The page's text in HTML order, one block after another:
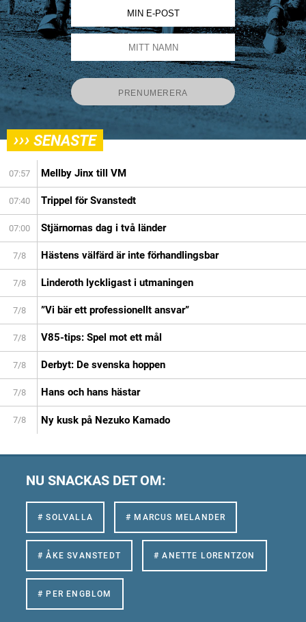
››› SENASTE
07:57 Mellby Jinx till VM
07:40 Trippel för Svanstedt
07:00 Stjärnornas dag i två länder
7/8 Hästens välfärd är inte förhandlingsbar
7/8 Linderoth lyckligast i utmaningen
7/8 ”Vi bär ett professionellt ansvar”
7/8 V85-tips: Spel mot ett mål
7/8 Derbyt: De svenska hoppen
7/8 Hans och hans hästar
7/8 Ny kusk på Nezuko Kamado
NU SNACKAS DET OM:
# SOLVALLA # MARCUS MELANDER
# ÅKE SVANSTEDT # ANETTE LORENTZON
# PER ENGBLOM